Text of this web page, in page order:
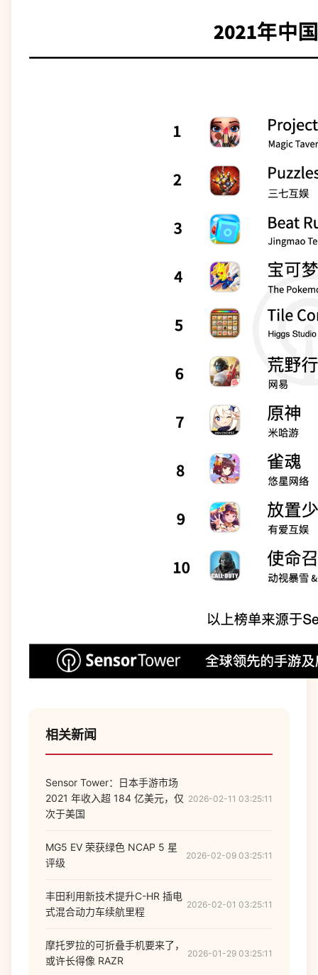
相关新闻
Sensor Tower：日本手游市场
2021 年收入超 184 亿美元，仅
次于美国
2026-02-11 03:25:11
MG5 EV 荣获绿色 NCAP 5 星
评级
2026-02-09 03:25:11
丰田利用新技术提升C-HR 插电
式混合动力车续航里程
2026-02-01 03:25:11
摩托罗拉的可折叠手机要来了，
或许长得像 RAZR
2026-01-29 03:25:11